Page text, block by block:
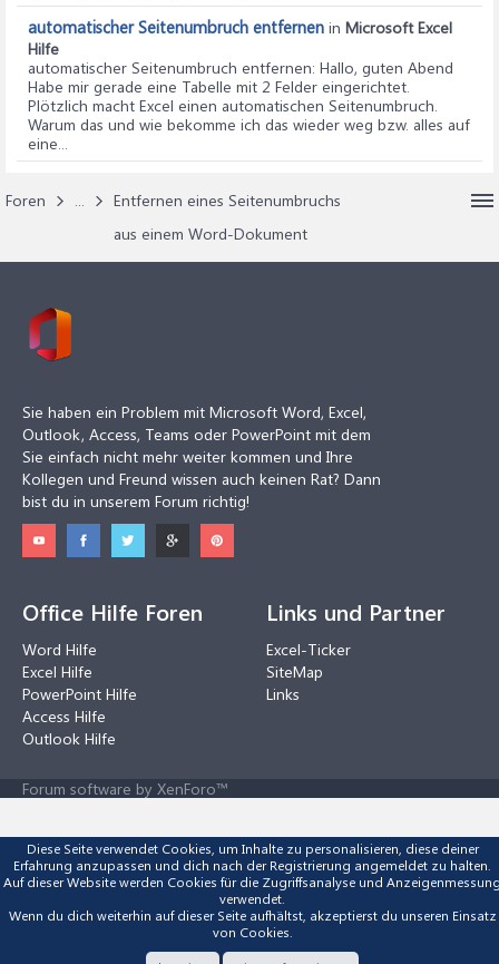
automatischer Seitenumbruch entfernen in Microsoft Excel
Hilfe
automatischer Seitenumbruch entfernen: Hallo, guten Abend
Habe mir gerade eine Tabelle mit 2 Felder eingerichtet.
Plötzlich macht Excel einen automatischen Seitenumbruch.
Warum das und wie bekomme ich das wieder weg bzw. alles auf
eine...
Foren ...
Entfernen eines Seitenumbruchs
aus einem Word-Dokument
Sie haben ein Problem mit Microsoft Word, Excel,
Outlook, Access, Teams oder PowerPoint mit dem
Sie einfach nicht mehr weiter kommen und Ihre
Kollegen und Freund wissen auch keinen Rat? Dann
bist du in unserem Forum richtig!
Office Hilfe Foren
Word Hilfe
Excel Hilfe
PowerPoint Hilfe
Access Hilfe
Outlook Hilfe
Links und Partner
Excel-Ticker
SiteMap
Links
Forum software by XenForo™
Diese Seite verwendet Cookies, um Inhalte zu personalisieren, diese deiner
Erfahrung anzupassen und dich nach der Registrierung angemeldet zu halten.
Auf dieser Website werden Cookies für die Zugriffsanalyse und
verwendet.
Wenn du dich weiterhin auf dieser Seite aufhältst, akzeptierst du unseren Einsatz
von Cookies.